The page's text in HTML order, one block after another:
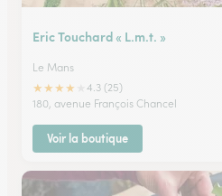
Eric Touchard « L.m.t. »
Le Mans
★★★★
4.3 (25)
180, avenue François Chancel
Voir la boutique